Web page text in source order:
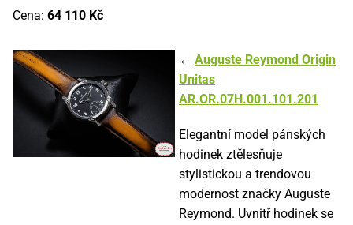
Cena: 64 110 Kč
← Auguste Reymond Origin
Unitas
AR.OR.07H.001.101.201
Elegantní model pánských
hodinek ztělesňuje
stylistickou a trendovou
modernost značky Auguste
Reymond. Uvnitř hodinek se